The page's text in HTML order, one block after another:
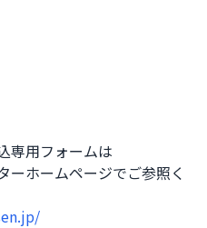
専用フォームは
ーホームページでご参照く